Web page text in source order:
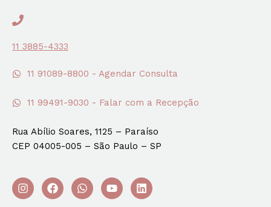
11 3885-4333
11 91089-8800 - Agendar Consulta
11 99491-9030 - Falar com a Recepção
Rua Abílio Soares, 1125 – Paraíso
CEP 04005-005 – São Paulo – SP